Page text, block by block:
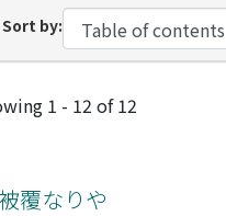
Sort by:
Submissions
1 - 12 of 12
覆なりや